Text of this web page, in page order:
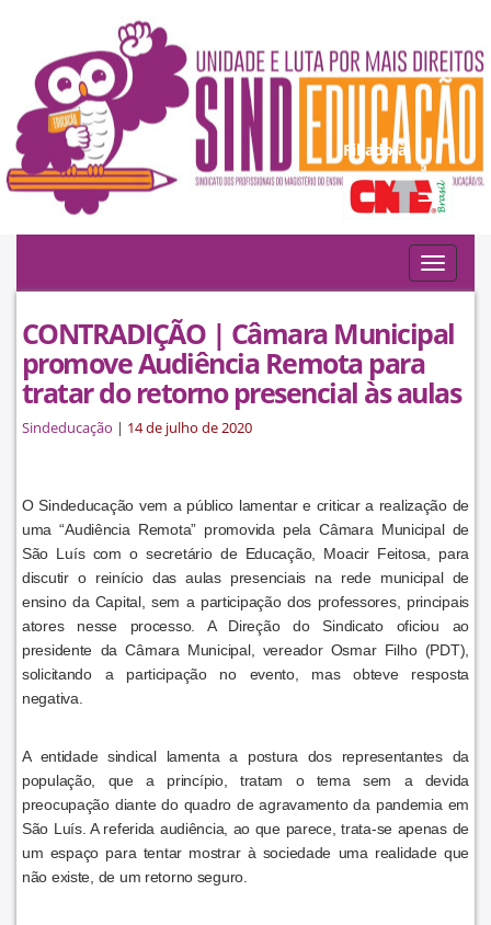
Filiado à:
Toggle
CONTRADIÇÃO | Câmara Municipal
promove Audiência Remota para
tratar do retorno presencial às aulas
Sindeducação | 14 de julho de 2020
O Sindeducação vem a público lamentar e criticar a realização de
uma “Audiência Remota” promovida pela Câmara Municipal de
São Luís com o secretário de Educação, Moacir Feitosa, para
discutir o reinício das aulas presenciais na rede municipal de
ensino da Capital, sem a participação dos professores, principais
atores nesse processo. A Direção do Sindicato oficiou ao
presidente da Câmara Municipal, vereador Osmar Filho (PDT),
solicitando a participação no evento, mas obteve resposta
negativa.
A entidade sindical lamenta a postura dos representantes da
população, que a princípio, tratam o tema sem a devida
preocupação diante do quadro de agravamento da pandemia em
São Luís. A referida audiência, ao que parece, trata-se apenas de
um espaço para tentar mostrar à sociedade uma realidade que
não existe, de um retorno seguro.